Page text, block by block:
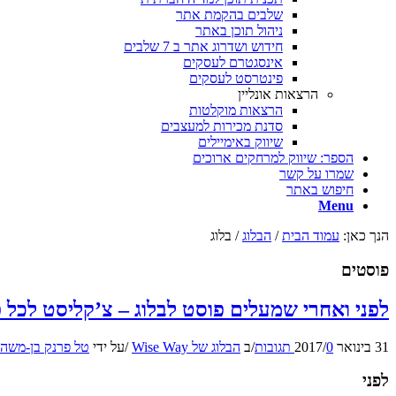
שלבים בהקמת אתר
ניהול תוכן באתר
חידוש ושדרוג אתר ב 7 שלבים
אינסגטרם לעסקים
פינטרסט לעסקים
הרצאות אונליין
הרצאות מוקלטות
סדנת מכירות למעצבים
שיווק באימיילים
הספר: שיווק למרחקים ארוכים
שמרו על קשר
חיפוש באתר
Menu
הנך כאן: עמוד הבית / הבלוג / בלוג
פוסטים
לפני ואחרי שמעלים פוסט לבלוג – צ’קליסט
31 בינואר 2017 /0 תגובות /ב הבלוג של Wise Way /על ידי טל פרנק בן-משה
לפני